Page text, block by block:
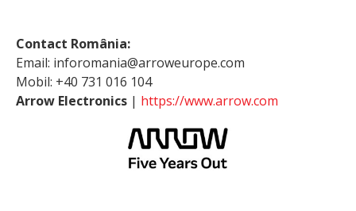
Contact România:
Email: inforomania@arroweurope.com
Mobil: +40 731 016 104
Arrow Electronics | https://www.arrow.com